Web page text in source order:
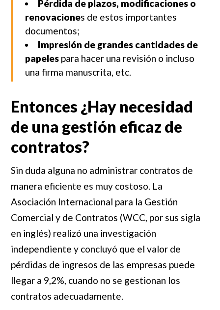
Pérdida de plazos, modificaciones o
renovaciones de estos importantes
documentos;
Impresión de grandes cantidades de
papelespara hacer una revisión o incluso
una firma manuscrita, etc.
Entonces ¿Hay necesidad
de una gestión eficaz de
contratos?
Sin duda alguna no administrar contratos de
manera eficiente es muy costoso. La
Asociación Internacional para la Gestión
Comercial y de Contratos (WCC, por sus sigla
en inglés) realizó una investigación
independiente y concluyó que el valor de
pérdidas de ingresos de las empresas puede
llegar a 9,2%, cuando no se gestionan los
contratos adecuadamente.